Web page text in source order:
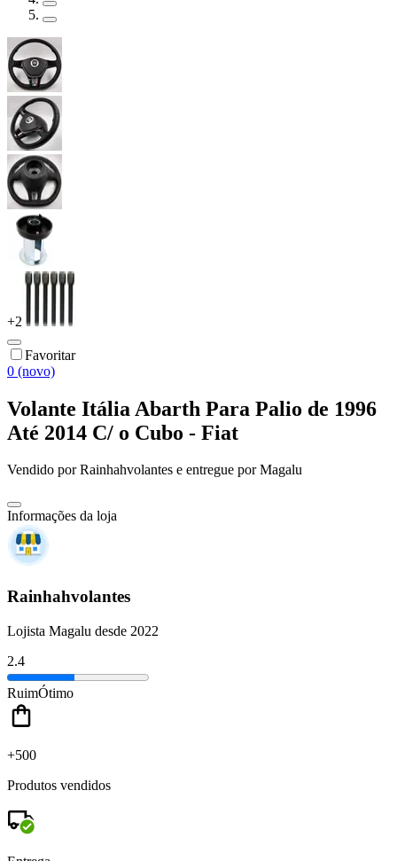
+2
Favoritar
0 (novo)
Volante Itália Abarth Para Palio de 1996
Até 2014 C/ o Cubo - Fiat
Vendido porRainhahvolantes e entregue por Magalu
Informações da loja
Rainhahvolantes
Lojista Magalu desde 2022
2.4
RuimÓtimo
+500
Produtos vendidos